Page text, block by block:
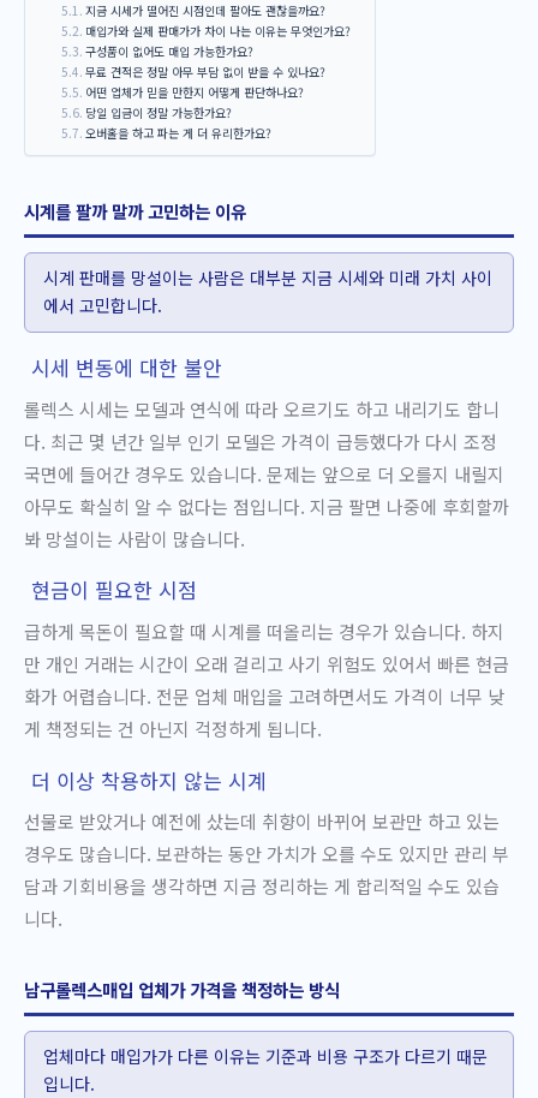
지금 시세가 떨어진 시점인데 팔아도 괜찮을까요?
매입가와 실제 판매가가 차이 나는 이유는 무엇인가요?
구성품이 없어도 매입 가능한가요?
무료 견적은 정말 아무 부담 없이 받을 수 있나요?
어떤 업체가 믿을 만한지 어떻게 판단하나요?
당일 입금이 정말 가능한가요?
오버홀을 하고 파는 게 더 유리한가요?
시계를 팔까 말까 고민하는 이유
시계 판매를 망설이는 사람은 대부분 지금 시세와 미래 가치 사이
에서 고민합니다.
시세 변동에 대한 불안
롤렉스 시세는 모델과 연식에 따라 오르기도 하고 내리기도 합니
다. 최근 몇 년간 일부 인기 모델은 가격이 급등했다가 다시 조정
국면에 들어간 경우도 있습니다. 문제는 앞으로 더 오를지 내릴지
아무도 확실히 알 수 없다는 점입니다. 지금 팔면 나중에 후회할까
봐 망설이는 사람이 많습니다.
현금이 필요한 시점
급하게 목돈이 필요할 때 시계를 떠올리는 경우가 있습니다. 하지
만 개인 거래는 시간이 오래 걸리고 사기 위험도 있어서 빠른 현금
화가 어렵습니다. 전문 업체 매입을 고려하면서도 가격이 너무 낮
게 책정되는 건 아닌지 걱정하게 됩니다.
더 이상 착용하지 않는 시계
선물로 받았거나 예전에 샀는데 취향이 바뀌어 보관만 하고 있는
경우도 많습니다. 보관하는 동안 가치가 오를 수도 있지만 관리 부
담과 기회비용을 생각하면 지금 정리하는 게 합리적일 수도 있습
니다.
남구롤렉스매입 업체가 가격을 책정하는 방식
업체마다 매입가가 다른 이유는 기준과 비용 구조가 다르기 때문
입니다.